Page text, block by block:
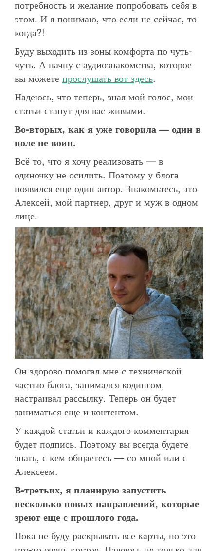
потребность и желание попробовать себя в
этом. И я понимаю, что если не сейчас, то
когда?!
Буду выходить из зоны комфорта по чуть-
чуть. А начну с аудиознакомства, которое
вы можете прослушать вот здесь.
Надеюсь, что теперь, зная мой голос, мои
статьи станут для вас живыми.
Во-вторых, как я уже говорила — один в
поле не воин.
Всё то, что я хочу реализовать — в
одиночку не осилить. Поэтому у блога
появился еще один автор. Знакомьтесь, это
Алексей, мой партнер, друг и муж в одном
лице.
Он здорово помогал мне с технической
частью блога, занимался кодингом,
настраивал рассылку. Теперь он будет
заниматься еще и контентом.
У каждой статьи и каждого комментария
будет подпись. Поэтому вы всегда будете
знать, с кем общаетесь — со мной или с
Алексеем.
В-третьих, я планирую запустить
несколько новых направлений, которые
зреют еще с прошлого года.
Пока не буду раскрывать все карты, но это